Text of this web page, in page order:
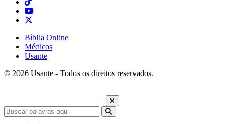
Bíblia Online
Médicos
Usante
© 2026 Usante - Todos os direitos reservados.